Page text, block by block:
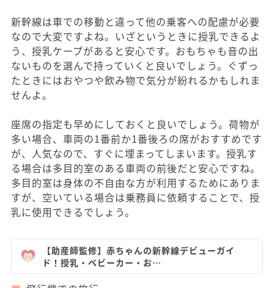
新幹線は車での移動と違って他の乗客への配慮が必要
なので大変ですよね。いざというときに授乳できるよ
う、授乳ケープがあると安心です。おもちゃも音の出
ないものを選んで持っていくと良いでしょう。ぐずっ
たときにはおやつや飲み物で気分が紛れるかもしれま
せんよ。
座席の指定も早めにしておくと良いでしょう。荷物が
多い場合、車両の1番前か1番後ろの席がおすすめです
が、人気なので、すぐに埋まってしまいます。授乳す
る場合は多目的室のある車両の前後だと安心ですね。
多目的室は身体の不自由な方が利用するためにありま
すが、空いている場合は乗務員に依頼することで、授
乳に使用できるでしょう。
【助産師監修】赤ちゃんの新幹線デビューガイ
ド！授乳・ベビーカー・お…